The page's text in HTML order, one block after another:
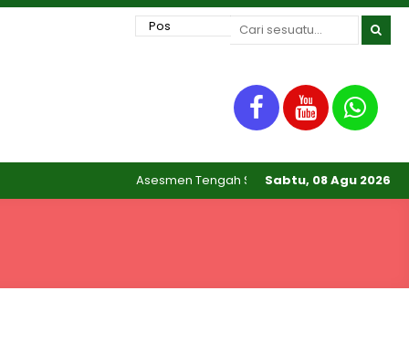
Sabtu, 08 Agu 2026
Asesmen Tengah Semester akan dilaksanakan